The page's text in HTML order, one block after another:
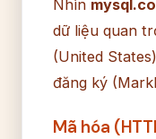
Nhìn
dữ liệu quan
(United
đăng ký
Mã hóa